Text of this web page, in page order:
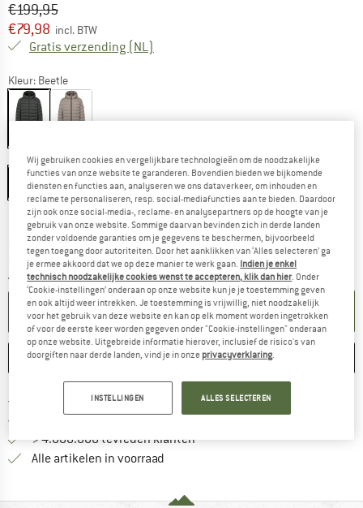
Oorspronkelijke prijs :
€199,95
Prijs:
€79,98 incl. BTW
Gratis verzending (NL)
Kleur: Beetle
Maat:XXL
XXL
Maattabel
Levertijd: 3-5 werkdagenDe link wordt geopend in een infovak en bevat
Nog maar 1 stuk op voorraad!
Aantal:
IN DE WINKELMAND
ONTHOUDEN VERGELIJKEN
Gratis verzending vanaf € 69 (NL)Vind hier de
100 dagen bedenktijdVind de betalingsinformatie hier!
> 4.000.000 tevreden klanten
Alle artikelen in voorraad
Wij gebruiken cookies en vergelijkbare technologieën om de noodzakelijke
functies van onze website te garanderen. Bovendien bieden we bijkomende
diensten en functies aan, analyseren we ons dataverkeer, om inhouden en
reclame te personaliseren, resp. social-mediafuncties aan te bieden. Daardoor
zijn ook onze social-media-, reclame- en analysepartners op de hoogte van je
gebruik van onze website. Sommige daarvan bevinden zich in derde landen
zonder voldoende garanties om je gegevens te beschermen, bijvoorbeeld
tegen toegang door autoriteiten. Door het aanklikken van ‘Alles selecteren’ ga
je ermee akkoord dat we op deze manier te werk gaan. Indien je enkel
technisch noodzakelijke cookies wenst te accepteren, klik dan hier. Onder
‘Cookie-instellingen’ onderaan op onze website kun je je toestemming geven
en ook altijd weer intrekken. Je toestemming is vrijwillig, niet noodzakelijk
voor het gebruik van deze website en kan op elk moment worden ingetrokken
of voor de eerste keer worden gegeven onder "Cookie-instellingen" onderaan
op onze website. Uitgebreide informatie hierover, inclusief de risico's van
doorgiften naar derde landen, vind je in onze privacyverklaring.
INSTELLINGEN ALLES SELECTEREN